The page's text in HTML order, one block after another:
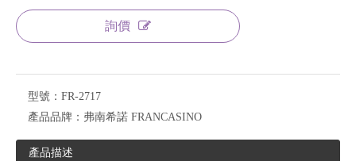
詢價
型號： FR-2717
產品品牌： 弗南希諾 FRANCASINO
產品描述